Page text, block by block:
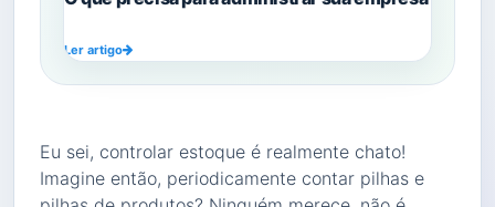
Ler artigo
Eu sei, controlar estoque é realmente chato!
Imagine então, periodicamente contar pilhas e